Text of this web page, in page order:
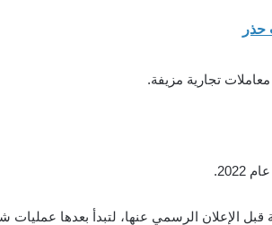
تجارية مزيفة.
الرسمي عنها، لتبدأ بعدها عمليات